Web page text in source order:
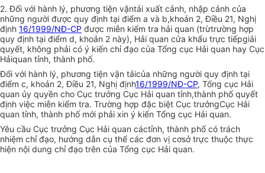
2. Đối với hành lý, phương tiện vậntải xuất cảnh, nhập cảnh của
những người được quy định tại điểm a và b,khoản 2, Điều 21, Nghị
định 16/1999/NĐ-CP được miễn kiểm tra hải quan (trừtrường hợp
quy định tại điểm d, khoản 2 này), Hải quan cửa khẩu trực tiếpgiải
quyết, không phải có ý kiến chỉ đạo của Tổng cục Hải quan hay Cục
Hảiquan tỉnh, thành phố.
Đối với hành lý, phương tiện vận tảicủa những người quy định tại
điểm c, khoản 2, Điều 21, Nghị định16/1999/NĐ-CP, Tổng cục Hải
quan ủy quyền cho Cục trưởng Cục Hải quan tỉnh,thành phố quyết
định việc miễn kiểm tra. Trường hợp đặc biệt Cục trưởngCục Hải
quan tỉnh, thành phố mới phải xin ý kiến Tổng cục Hải quan.
Yêu cầu Cục trưởng Cục Hải quan cáctỉnh, thành phố có trách
nhiệm chỉ đạo, hướng dẫn cụ thể các đơn vị cơsở trực thuộc thực
hiện nội dung chỉ đạo trên của Tổng cục Hải quan.